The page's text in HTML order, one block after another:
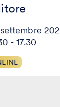
- 17.30